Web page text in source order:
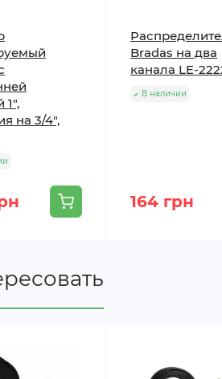
1",
на 3/4",
Bradas на два
канала LE-
В наличии
164 грн